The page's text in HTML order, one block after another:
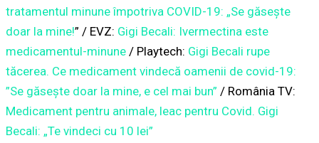
tratamentul minune împotriva COVID-19: „Se găsește
doar la mine!” / EVZ: Gigi Becali: Ivermectina este
medicamentul-minune / Playtech: Gigi Becali rupe
tăcerea. Ce medicament vindecă oamenii de covid-19:
”Se găsește doar la mine, e cel mai bun” / România TV:
Medicament pentru animale, leac pentru Covid. Gigi
Becali: „Te vindeci cu 10 lei”